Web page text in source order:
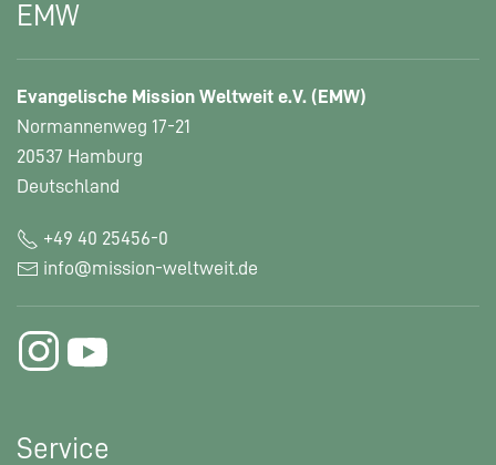
EMW
Evangelische Mission Weltweit e.V. (EMW)
Normannenweg 17-21
20537 Hamburg
Deutschland
+49 40 25456-0
info@mission-weltweit.de
Service